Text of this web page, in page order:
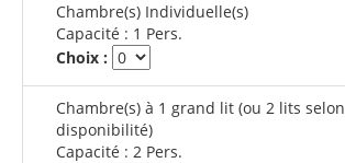
Chambre(s) Individuelle(s)
Capacité : 1 Pers.
Choix :
Chambre(s) à 1 grand lit (ou 2 lits selon
disponibilité)
Capacité : 2 Pers.